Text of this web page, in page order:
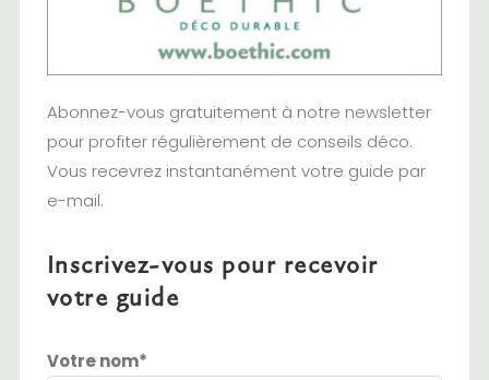
Abonnez-vous gratuitement à notre newsletter
pour profiter régulièrement de conseils déco.
Vous recevrez instantanément votre guide par
e-mail.
Inscrivez-vous pour recevoir
votre guide
Votre nom*